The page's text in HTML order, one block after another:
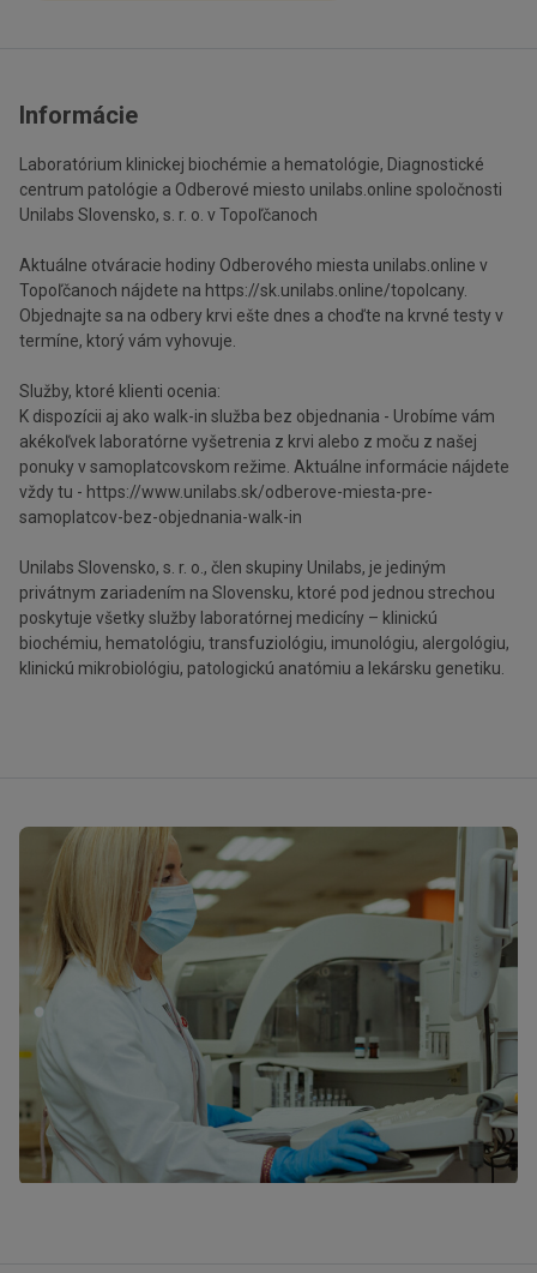
Informácie
Laboratórium klinickej biochémie a hematológie, Diagnostické
centrum patológie a Odberové miesto unilabs.online spoločnosti
Unilabs Slovensko, s. r. o. v Topoľčanoch
Aktuálne otváracie hodiny Odberového miesta unilabs.online v
Topoľčanoch nájdete na https://sk.unilabs.online/topolcany.
Objednajte sa na odbery krvi ešte dnes a choďte na krvné testy v
termíne, ktorý vám vyhovuje.
Služby, ktoré klienti ocenia:
K dispozícii aj ako walk-in služba bez objednania - Urobíme vám
akékoľvek laboratórne vyšetrenia z krvi alebo z moču z našej
ponuky v samoplatcovskom režime. Aktuálne informácie nájdete
vždy tu - https://www.unilabs.sk/odberove-miesta-pre-
samoplatcov-bez-objednania-walk-in
Unilabs Slovensko, s. r. o., člen skupiny Unilabs, je jediným
privátnym zariadením na Slovensku, ktoré pod jednou strechou
poskytuje všetky služby laboratórnej medicíny – klinickú
biochémiu, hematológiu, transfuziológiu, imunológiu, alergológiu,
klinickú mikrobiológiu, patologickú anatómiu a lekársku genetiku.